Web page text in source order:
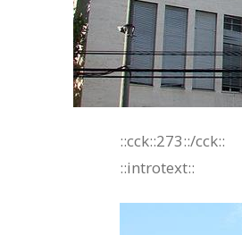
::cck::273::/cck::
::introtext::